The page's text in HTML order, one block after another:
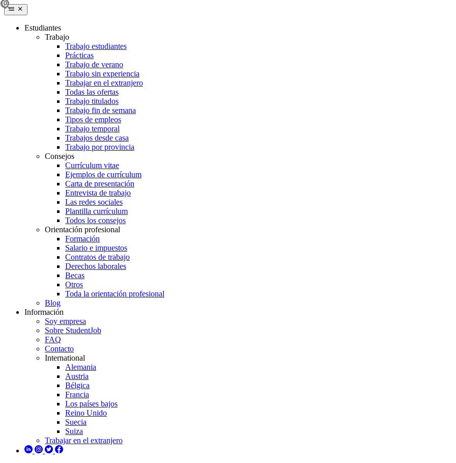
Estudiantes
Trabajo
Trabajo estudiantes
Prácticas
Trabajo de verano
Trabajo sin experiencia
Trabajar en el extranjero
Todas las ofertas
Trabajo titulados
Trabajo fin de semana
Tipos de empleos
Trabajo temporal
Trabajos desde casa
Trabajo por provincia
Consejos
Currículum vitae
Ejemplos de currículum
Carta de presentación
Entrevista de trabajo
Las redes sociales
Plantilla currículum
Todos los consejos
Orientación profesional
Formación
Salario e impuestos
Contratos de trabajo
Derechos laborales
Becas
Otros
Toda la orientación profesional
Blog
Información
Soy empresa
Sobre StudentJob
FAQ
Contacto
International
Alemania
Austria
Bélgica
Francia
Los países bajos
Reino Unido
Suecia
Suiza
Trabajar en el extranjero